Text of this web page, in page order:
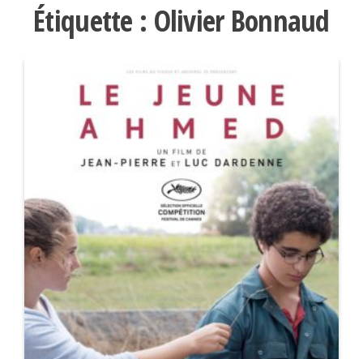
Étiquette : Olivier Bonnaud